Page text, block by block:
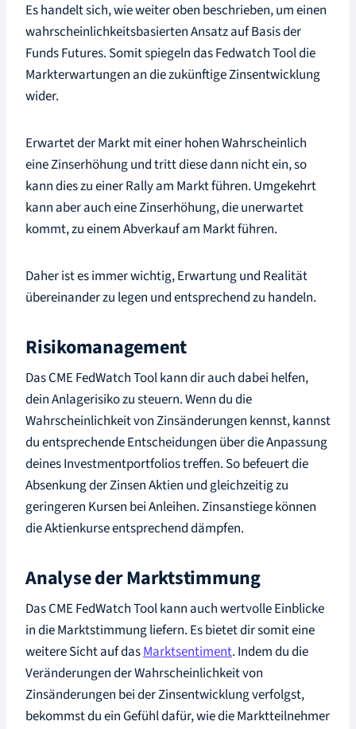
Es handelt sich, wie weiter oben beschrieben, um einen
wahrscheinlichkeitsbasierten Ansatz auf Basis der
Funds Futures. Somit spiegeln das Fedwatch Tool die
Markterwartungen an die zukünftige Zinsentwicklung
wider.
Erwartet der Markt mit einer hohen Wahrscheinlich
eine Zinserhöhung und tritt diese dann nicht ein, so
kann dies zu einer Rally am Markt führen. Umgekehrt
kann aber auch eine Zinserhöhung, die unerwartet
kommt, zu einem Abverkauf am Markt führen.
Daher ist es immer wichtig, Erwartung und Realität
übereinander zu legen und entsprechend zu handeln.
Risikomanagement
Das CME FedWatch Tool kann dir auch dabei helfen,
dein Anlagerisiko zu steuern. Wenn du die
Wahrscheinlichkeit von Zinsänderungen kennst, kannst
du entsprechende Entscheidungen über die Anpassung
deines Investmentportfolios treffen. So befeuert die
Absenkung der Zinsen Aktien und gleichzeitig zu
geringeren Kursen bei Anleihen. Zinsanstiege können
die Aktienkurse entsprechend dämpfen.
Analyse der Marktstimmung
Das CME FedWatch Tool kann auch wertvolle Einblicke
in die Marktstimmung liefern. Es bietet dir somit eine
weitere Sicht auf dasMarktsentiment. Indem du die
Veränderungen der Wahrscheinlichkeit von
Zinsänderungen bei der Zinsentwicklung verfolgst,
bekommst du ein Gefühl dafür, wie die Marktteilnehmer